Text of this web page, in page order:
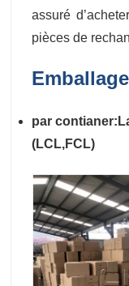
assuré
pièces de
par
(LCL,FCL)